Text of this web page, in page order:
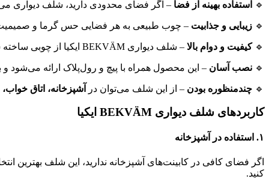
🔹 استفاده بهینه از فضا – اگر فضای محدودی دارید، شلف دیواری
🔹 زیبایی و جذابیت – چوب طبیعی به هر فضایی حس گرما و صمیمیت
🔹کیفیت و دوام بالا – شلف دیواری BEKVÄM ایکیا از چوبی ساخته شده که
🔹 نصب آسان – این محصول همراه با پیچ و رول‌پلاک ارائه می‌شود
🔹 چندمنظوره بودن – از این شلف می‌توان در آشپزخانه، اتاق
کاربردهای شلف دیواری BEKVÄM ایکیا
۱. استفاده در آشپزخانه
اگر فضای کافی در کابینت‌های آشپزخانه ندارید، این شلف بهترین
کنید.